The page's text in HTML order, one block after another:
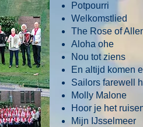
Potpourri
Welkomstlied
The Rose of
Aloha ohe
Nou tot ziens
En altijd komen
Sailors farewell
Molly Malone
Hoor je het
Mijn IJsselmeer